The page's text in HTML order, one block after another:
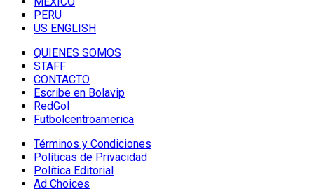
PERU
US ENGLISH
QUIENES SOMOS
STAFF
CONTACTO
Escribe en Bolavip
RedGol
Futbolcentroamerica
Términos y Condiciones
Políticas de Privacidad
Política Editorial
Ad Choices